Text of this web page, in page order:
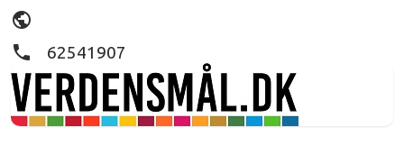
public
phone
62541907